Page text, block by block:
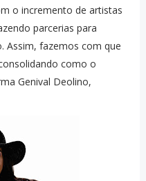
o incremento de artistas
parcerias para
Assim, fazemos com que
como o
Genival Deolino,